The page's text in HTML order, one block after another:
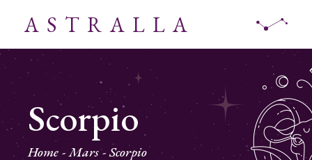
ASTRALLA
Scorpio
Home Mars Scorpio